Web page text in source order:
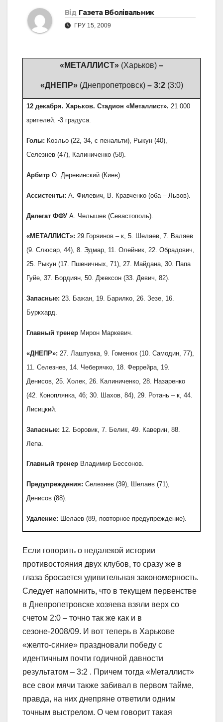
Від Газета Вболівальник
ГРУ 15, 2009
«МЕТАЛЛИСТ» (Харьков) –
«ДНЕПР» (Днепропетровск)– 3:2 (3:0)
12 декабря. Харьков. Стадион «Металлист». 21 000
зрителей. -3 градуса.
Голы: Коэльо (22, 34, с пенальти), Рыкун (40),
Селезнев (47), Калиниченко (58).
Арбитр О. Деревинский (Киев).
Ассистенты: А. Филевич, В. Кравченко (оба – Львов).
Делегат ФФУ А. Челышев (Севастополь).
«МЕТАЛЛИСТ»:29.Горяинов – к, 5. Шелаев, 7. Валяев
(9. Слюсар, 44), 8. Эдмар, 11. Олейник, 22. Обрадович,
25. Рыкун (17. Пшеничных, 71), 27. Майдана, 30. Папа
Гуйе, 37. Бордиян, 50. Джексон (33. Девич, 82).
Запасные: 23. Бажан, 19. Барилко, 26. Зезе, 16.
Буркхард.
Главный тренер Мирон Маркевич.
«ДНЕПР»: 27. Лаштувка, 9. Гоменюк (10. Самодин, 77),
11. Селезнев, 14. Чеберячко, 18. Феррейра, 19.
Денисов, 25. Холек, 26. Калиниченко, 28. Назаренко
(42. Коноплянка, 46; 30. Шахов, 84), 29. Ротань – к, 44.
Лисицкий.
Запасные: 12. Боровик, 7. Белик, 49. Каверин, 88.
Лепа.
Главный тренер Владимир Бессонов.
Предупреждения: Селезнев (39), Шелаев (71),
Денисов (88).
Удаление: Шелаев (89, повторное предупреждение).
Если говорить о недалекой истории
противостояния двух клубов, то сразу же в
глаза бросается удивительная закономерность.
Следует напомнить, что в текущем первенстве
в Днепропетровске хозяева взяли верх со
счетом 2:0 – точно так же как и в
сезоне-2008/09. И вот теперь в Харькове
«желто-синие» праздновали победу с
идентичным почти годичной давности
результатом – 3:2 . Причем тогда «Металлист»
все свои мячи также забивал в первом тайме,
правда, на них днепряне ответили одним
точным выстрелом. О чем говорит такая